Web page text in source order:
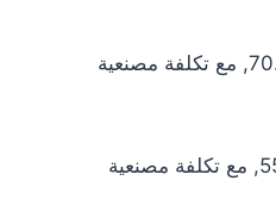
سعر الذهب عيار 18 اليوم يبلغ $62.60 للشراء الخام و$64.48 للبيع الخام. أما مع إضافة المصنعية، فيرتفع سعر الشراء إلى $68.86 وسعر البيع إلى $70.93, مع تكلفة مصنعية
سعر الذهب عيار 14 اليوم يبلغ $48.69 للشراء الخام و$50.15 للبيع الخام. أما مع إضافة المصنعية، فيرتفع سعر الشراء إلى $53.56 وسعر البيع إلى $55.17, مع تكلفة مصنعية